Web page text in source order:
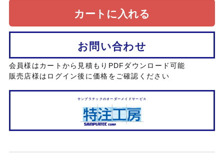
サンプラテックのオーダーメイドサービス
お問い合わせ
カートに入れる
会員様はカートから見積もりPDFダウンロード可能
販売店様はログイン後に価格をご確認ください